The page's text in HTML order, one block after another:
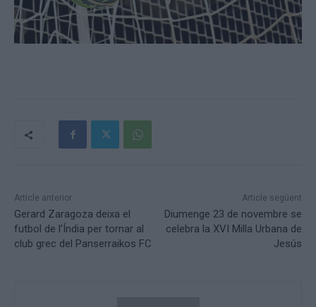
Article anterior
Gerard Zaragoza deixa el
futbol de l’Índia per tornar al
club grec del Panserraikos FC
Article següent
Diumenge 23 de novembre se
celebra la XVI Milla Urbana de
Jesús